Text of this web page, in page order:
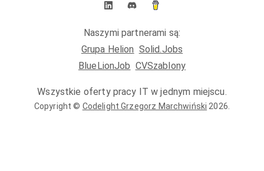
Naszymi partnerami są:
Grupa Helion Solid.Jobs
BlueLionJob CVSzablony
Wszystkie oferty pracy IT w jednym miejscu.
Copyright © Codelight Grzegorz Marchwiński 2026